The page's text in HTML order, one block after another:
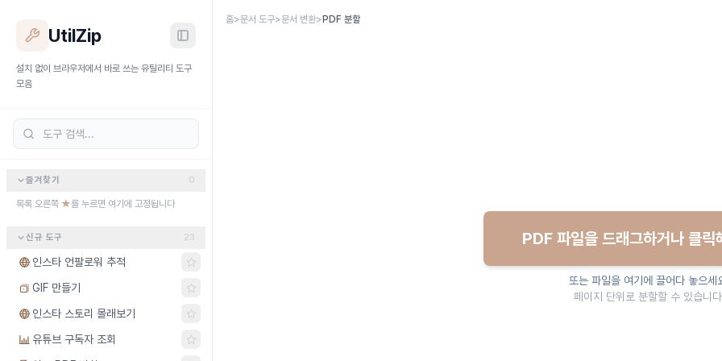
UtilZip
설치 없이 브라우저에서 바로 쓰는 유틸리티 도구
모음
즐겨찾기 0
목록 오른쪽 ★를 누르면 여기에 고정됩니다
신규 도구 23
인스타 언팔로워 추적
GIF 만들기
인스타 스토리 몰래보기
유튜브 구독자 조회
홈>문서 도구>문서 변환> PDF 분할
PDF 파일을 드래그하거나 클릭
또는 파일을 여기에 끌어다 놓으세
페이지 단위로 분할할 수 있습니다